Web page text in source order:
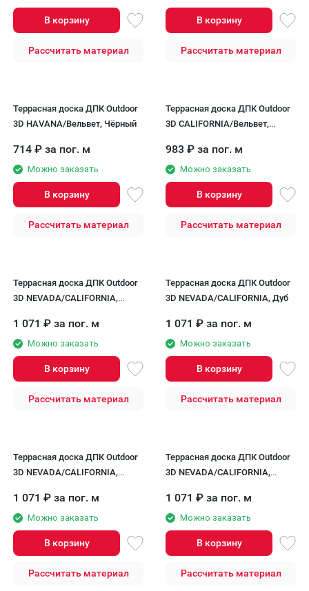
В корзину
Рассчитать материал
В корзину
Рассчитать материал
Террасная доска ДПК Outdoor
3D HAVANA/Вельвет, Чёрный
714 ₽ за пог. м
Можно заказать
В корзину
Рассчитать материал
Террасная доска ДПК Outdoor
3D CALIFORNIA/Вельвет,
983 ₽ за пог. м
Можно заказать
В корзину
Рассчитать материал
Террасная доска ДПК Outdoor
3D NEVADA/CALIFORNIA,
1 071 ₽ за пог. м
Можно заказать
В корзину
Рассчитать материал
Террасная доска ДПК Outdoor
3D NEVADA/CALIFORNIA, Дуб
1 071 ₽ за пог. м
Можно заказать
В корзину
Рассчитать материал
Террасная доска ДПК Outdoor
3D NEVADA/CALIFORNIA,
1 071 ₽ за пог. м
Можно заказать
В корзину
Рассчитать материал
Террасная доска ДПК Outdoor
3D NEVADA/CALIFORNIA,
1 071 ₽ за пог. м
Можно заказать
В корзину
Рассчитать материал